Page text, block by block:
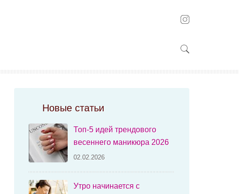
Новые статьи
Топ-5 идей трендового
весеннего маникюра 2026
02.02.2026
Утро начинается с